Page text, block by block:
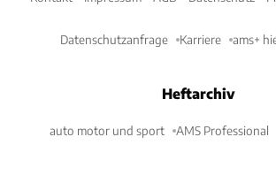
Datenschutzanfrage Karriere ams+
Heftarchiv
auto motor und sport AMS Professional